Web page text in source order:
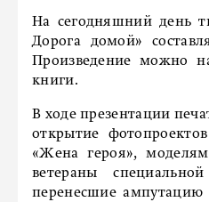
На сегодняшний день
Дорога домой»
Произведение можно
книги.
В ходе презентации
открытие
«Жена героя»,
ветераны
перенесшие ампутацию